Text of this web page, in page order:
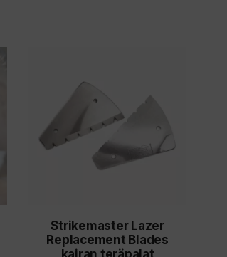
Strikemaster Lazer
Replacement Blades
kairan teräpalat
useampi
muunnelma.
tuotteen
sivulla.